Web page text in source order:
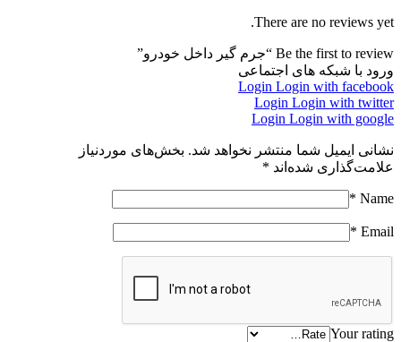
There are no reviews yet.
Be the first to review “جرم گیر داخل خودرو”
ورود با شبکه های اجتماعی
Login Login with facebook
Login Login with twitter
Login Login with google
نشانی ایمیل شما منتشر نخواهد شد. بخش‌های موردنیاز
علامت‌گذاری شده‌اند *
Name
*
Email
*
Your rating